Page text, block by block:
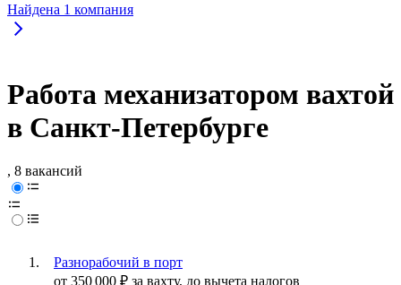
Найдена 1 компания
Работа механизатором вахтой
в Санкт-Петербурге
, 8 вакансий
Разнорабочий в порт
от 350 000 ₽ за вахту, до вычета налогов